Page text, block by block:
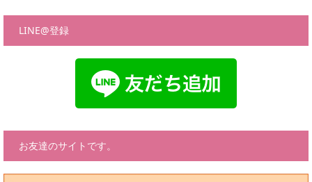
LINE@登録
お友達のサイトです。